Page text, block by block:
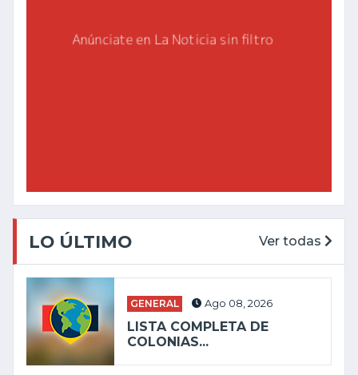
LO ÚLTIMO Ver todas
GENERAL Ago 08, 2026
LISTA COMPLETA DE
COLONIAS...